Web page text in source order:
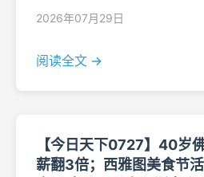
2026年07月29日
阅读全文 →
【今日天下0727】40岁
薪翻3倍；西雅图美食节